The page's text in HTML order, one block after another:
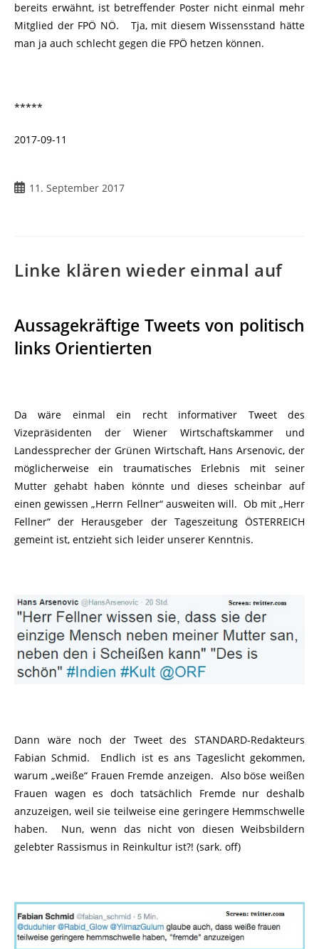
bereits erwähnt, ist betreffender Poster nicht einmal mehr
Mitglied der FPÖ NÖ. Tja, mit diesem Wissensstand hätte
man ja auch schlecht gegen die FPÖ hetzen können.
*****
2017-09-11
11. September 2017
Linke klären wieder einmal auf
Aussagekräftige Tweets von politisch
links Orientierten
Da wäre einmal ein recht informativer Tweet des
Vizepräsidenten der Wiener Wirtschaftskammer und
Landessprecher der Grünen Wirtschaft, Hans Arsenovic, der
möglicherweise ein traumatisches Erlebnis mit seiner
Mutter gehabt haben könnte und dieses scheinbar auf
einen gewissen „Herrn Fellner“ ausweiten will. Ob mit „Herr
Fellner“ der Herausgeber der Tageszeitung ÖSTERREICH
gemeint ist, entzieht sich leider unserer Kenntnis.
Dann wäre noch der Tweet des STANDARD-Redakteurs
Fabian Schmid. Endlich ist es ans Tageslicht gekommen,
warum „weiße“ Frauen Fremde anzeigen. Also böse weißen
Frauen wagen es doch tatsächlich Fremde nur deshalb
anzuzeigen, weil sie teilweise eine geringere Hemmschwelle
haben. Nun, wenn das nicht von diesen Weibsbildern
gelebter Rassismus in Reinkultur ist?! (sark. off)